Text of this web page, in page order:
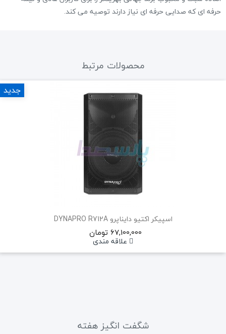
حرفه ای که صدایی حرفه ای نیاز دارند توصیه می کند.
محصولات مرتبط
اسپیکر اکتیو دایناپرو DYNAPRO R712A
67,100,000 تومان
علاقه مندی
جدید
شگفت انگیز هفته